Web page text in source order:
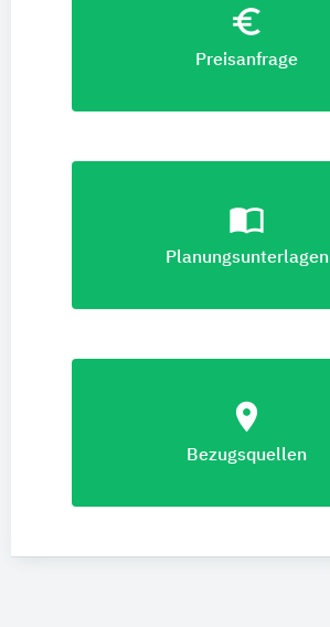
euro_symbol
Preisanfrage
import_contacts
Planungsunterlagen
location_on
Bezugsquellen